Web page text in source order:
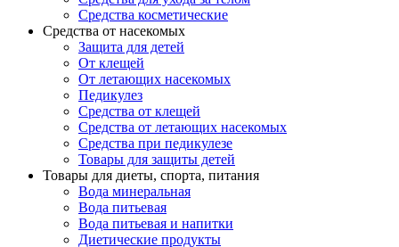
Средства косметические
Средства от насекомых
Защита для детей
От клещей
От летающих насекомых
Педикулез
Средства от клещей
Средства от летающих насекомых
Средства при педикулезе
Товары для защиты детей
Товары для диеты, спорта, питания
Вода минеральная
Вода питьевая
Вода питьевая и напитки
Диетические продукты